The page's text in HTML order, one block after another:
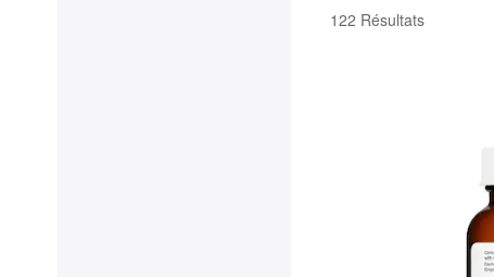
Soins pour cuir chevelu
122 Résultats